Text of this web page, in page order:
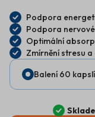
Podpora
Podpora
Optimální
Zmírnění stresu
Balení 60 kapslí